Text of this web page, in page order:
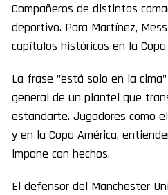
Compañeros de distintas
deportivo. Para Martínez,
capítulos históricos en la
La frase "está solo en la
general de un plantel que
estandarte. Jugadores como
y en la Copa América,
impone con hechos.
El defensor del Manchester